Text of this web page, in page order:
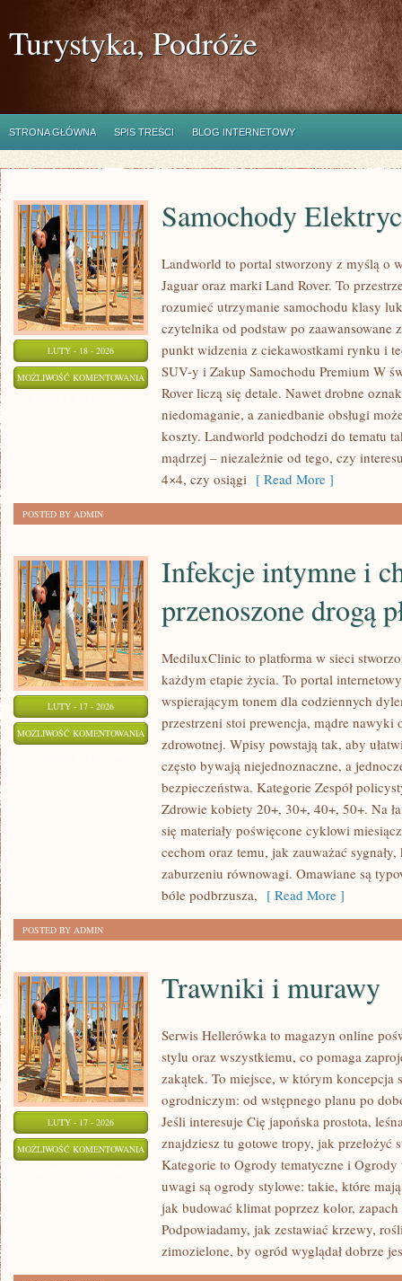
Turystyka, Podróże
STRONA GŁÓWNA SPIS TREŚCI BLOG INTERNETOWY
LUTY - 18 - 2026
MOŻLIWOŚĆ KOMENTOWANIA SAMOCHODY
ELEKTRYCZNE
PREMIUM
Samochody
Landworld to portal stworzony z myślą o
Jaguar oraz marki Land Rover. To
rozumieć utrzymanie samochodu klasy
czytelnika od podstaw po zaawansowane
punkt widzenia z ciekawostkami rynku i
SUV-y i Zakup Samochodu Premium W
Rover liczą się detale. Nawet drobne
niedomaganie, a zaniedbanie obsługi
koszty. Landworld podchodzi do tematu
mądrzej – niezależnie od tego, czy
4×4, czy osiągi [ Read More ]
POSTED BY ADMIN
LUTY - 17 - 2026
MOŻLIWOŚĆ KOMENTOWANIA INFEKCJE
PŁCIOWĄ
Infekcje intymne i
przenoszone drogą
MediluxClinic to platforma w sieci
każdym etapie życia. To portal
wspierającym tonem dla codziennych
przestrzeni stoi prewencja, mądre nawyki
zdrowotnej. Wpisy powstają tak, aby
często bywają niejednoznaczne, a
bezpieczeństwa. Kategorie Zespół
Zdrowie kobiety 20+, 30+, 40+, 50+. Na
się materiały poświęcone cyklowi
cechom oraz temu, jak zauważać
zaburzeniu równowagi. Omawiane są
bóle podbrzusza, [ Read More ]
POSTED BY ADMIN
LUTY - 17 - 2026
MOŻLIWOŚĆ KOMENTOWANIA TRAWNIKI
MURAWY
Trawniki i murawy
Serwis Hellerówka to magazyn online
stylu oraz wszystkiemu, co pomaga
zakątek. To miejsce, w którym koncepcja
ogrodniczym: od wstępnego planu po
Jeśli interesuje Cię japońska prostota,
znajdziesz tu gotowe tropy, jak przełożyć
Kategorie to Ogrody tematyczne i Ogrody
uwagi są ogrody stylowe: takie, które
jak budować klimat poprzez kolor,
Podpowiadamy, jak zestawiać krzewy,
zimozielone, by ogród wyglądał dobrze